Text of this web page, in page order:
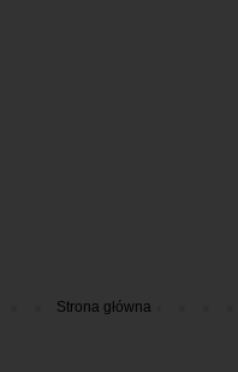
Strona główna